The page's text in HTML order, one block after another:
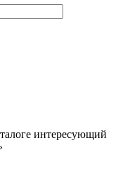
интересующий